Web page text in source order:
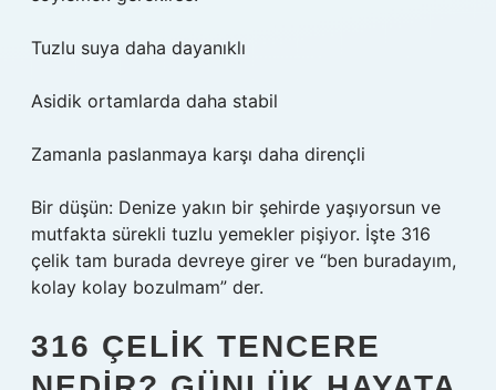
Tuzlu suya daha dayanıklı
Asidik ortamlarda daha stabil
Zamanla paslanmaya karşı daha dirençli
Bir düşün: Denize yakın bir şehirde yaşıyorsun ve
mutfakta sürekli tuzlu yemekler pişiyor. İşte 316
çelik tam burada devreye girer ve “ben buradayım,
kolay kolay bozulmam” der.
316 ÇELIK TENCERE